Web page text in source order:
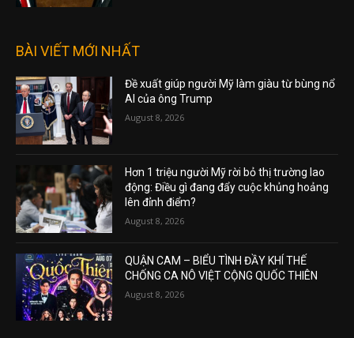
BÀI VIẾT MỚI NHẤT
Đề xuất giúp người Mỹ làm giàu từ bùng nổ
AI của ông Trump
August 8, 2026
Hơn 1 triệu người Mỹ rời bỏ thị trường lao
động: Điều gì đang đẩy cuộc khủng hoảng
lên đỉnh điểm?
August 8, 2026
QUẬN CAM – BIỂU TÌNH ĐẦY KHÍ THẾ
CHỐNG CA NÔ VIỆT CỘNG QUỐC THIÊN
August 8, 2026